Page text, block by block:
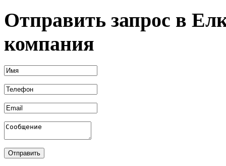
Отправить запрос в
компания